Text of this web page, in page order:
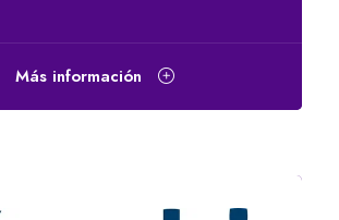
Más información